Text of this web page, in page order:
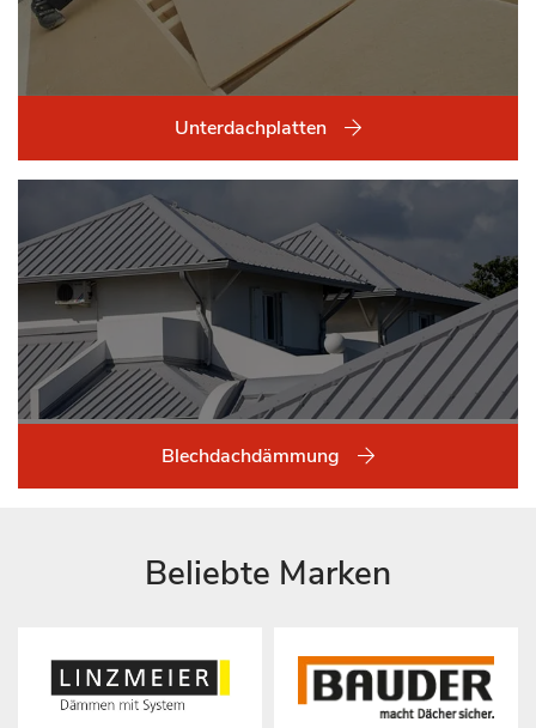
Unterdachplatten
Blechdachdämmung
Beliebte Marken